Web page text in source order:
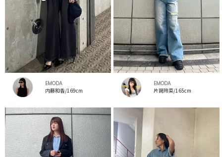
EMODA
内藤和香/169cm
EMODA
片岡玲菜/165cm